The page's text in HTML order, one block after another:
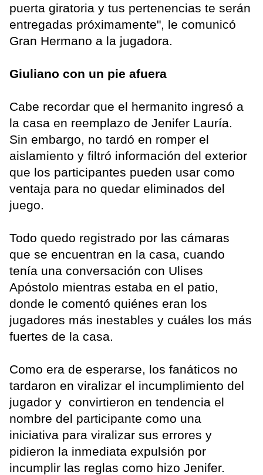
puerta giratoria y tus pertenencias te serán
entregadas próximamente", le comunicó
Gran Hermano a la jugadora.
Giuliano con un pie afuera
Cabe recordar que el hermanito ingresó a
la casa en reemplazo de Jenifer Lauría.
Sin embargo, no tardó en romper el
aislamiento y filtró información del exterior
que los participantes pueden usar como
ventaja para no quedar eliminados del
juego.
Todo quedo registrado por las cámaras
que se encuentran en la casa, cuando
tenía una conversación con Ulises
Apóstolo mientras estaba en el patio,
donde le comentó quiénes eran los
jugadores más inestables y cuáles los más
fuertes de la casa.
Como era de esperarse, los fanáticos no
tardaron en viralizar el incumplimiento del
jugador y convirtieron en tendencia el
nombre del participante como una
iniciativa para viralizar sus errores y
pidieron la inmediata expulsión por
incumplir las reglas como hizo Jenifer.